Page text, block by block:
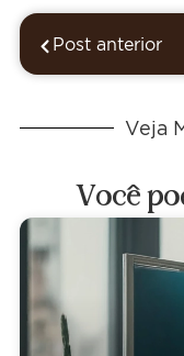
Post anterior
Veja
Você